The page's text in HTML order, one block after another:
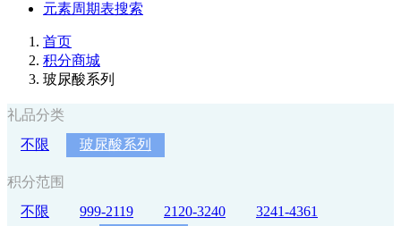
元素周期表搜索
首页
积分商城
玻尿酸系列
礼品分类
不限
玻尿酸系列
积分范围
不限
999-2119 2120-3240
3241-4361